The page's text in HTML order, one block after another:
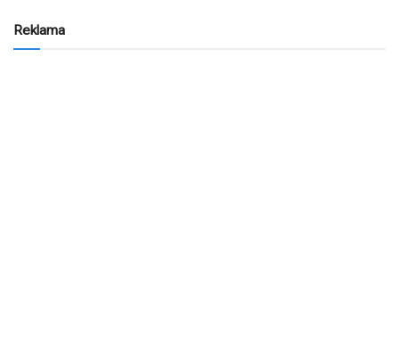
Reklama